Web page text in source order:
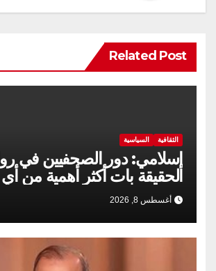
Related Post
الثقافية السياسية
إسلامي: دور الصحفيين في
الحقيقة بات أكثر أهمية من
مضى
أغسطس 8, 2026